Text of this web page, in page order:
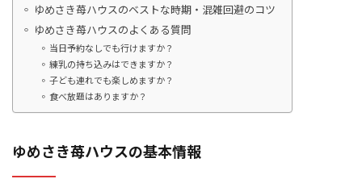
ゆめさき苺ハウスのベストな時期・混雑回避のコツ
ゆめさき苺ハウスのよくある質問
当日予約なしでも行けますか？
練乳の持ち込みはできますか？
子ども連れでも楽しめますか？
食べ放題はありますか？
ゆめさき苺ハウスの基本情報